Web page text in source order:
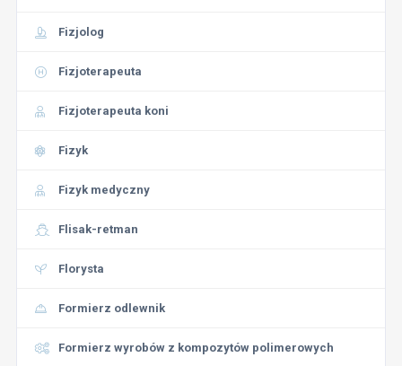
Fizjolog
Fizjoterapeuta
Fizjoterapeuta koni
Fizyk
Fizyk medyczny
Flisak-retman
Florysta
Formierz odlewnik
Formierz wyrobów z kompozytów polimerowych